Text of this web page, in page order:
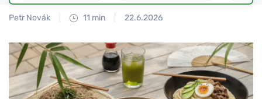
Petr Novák 11 min 22.6.2026